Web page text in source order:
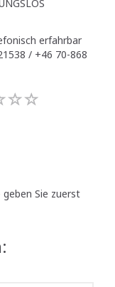
erfahrbar
/ +46 70-868
Sie zuerst